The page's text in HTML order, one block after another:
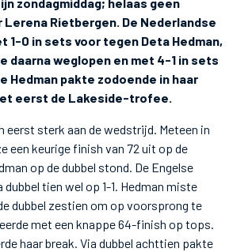
Rietbergen. De Nederlandse
1-0 in sets voor tegen Deta Hedman,
daarna weglopen en met 4-1 in sets
Hedman pakte zodoende in haar
eerst de Lakeside-trofee.
eerst sterk aan de wedstrijd. Meteen in
een keurige finish van 72 uit op de
op de dubbel stond. De Engelse
tien wel op 1-1. Hedman miste
dubbel zestien om op voorsprong te
met een knappe 64-finish op tops.
haar break. Via dubbel achttien pakte